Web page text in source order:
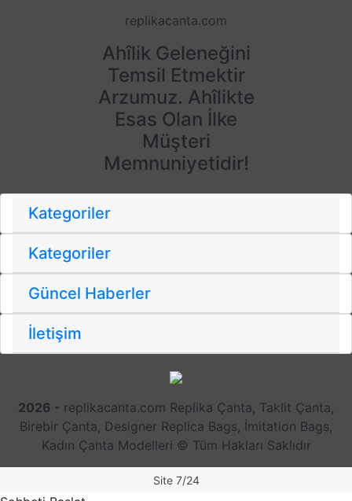
replikacanta.com
Ahîlik Geleneğini
Temsil Etmektir
Arzumuz. Ahîlikte
Esas Olan İlke
Müşteri
Memnuniyetidir!
Kategoriler
Kategoriler
Güncel Haberler
İletişim
2026 - replikacanta.com Replika Çanta, Taklit Çanta,
Birebir Çanta, Designer Replica Bags, İmitation Bags,
Kadın Çanta Modelleri © Tüm Hakları Saklıdır
Site 7/24